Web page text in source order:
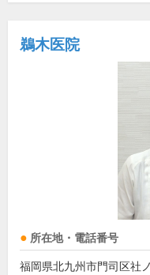
鵜木医院
所在地・電話番号
福岡県北九州市門司区社